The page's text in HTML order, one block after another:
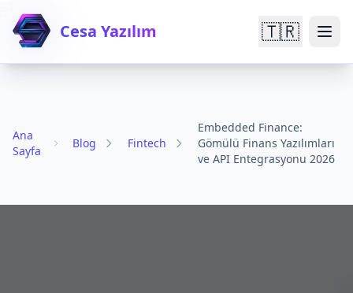
Cesa Yazılım 🇹🇷
Ana
Sayfa
Blog Fintech
Embedded Finance:
Gömülü Finans Yazılımları
ve API Entegrasyonu 2026